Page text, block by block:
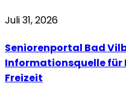
Juli 31, 2026
Seniorenportal Bad
Informationsquelle für
Freizeit